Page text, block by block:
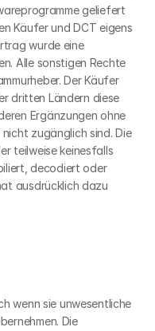
geliefert
Käufer und DCT eigens
wurde eine
Alle sonstigen Rechte
Der Käufer
dritten Ländern diese
Ergänzungen ohne
zugänglich sind. Die
teilweise keinesfalls
decodiert oder
ausdrücklich dazu
wenn sie unwesentliche
Die